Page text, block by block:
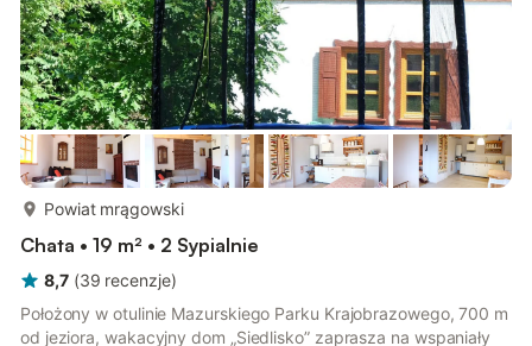
Powiat mrągowski
Chata • 19 m² • 2 Sypialnie
8,7 (39 recenzje)
Położony w otulinie Mazurskiego Parku Krajobrazowego, 700 m
od jeziora, wakacyjny dom „Siedlisko” zaprasza na wspaniały